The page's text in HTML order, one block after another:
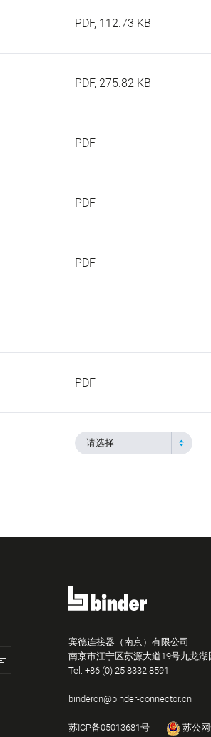
PDF, 112.73 KB
PDF, 275.82 KB
PDF
PDF
PDF
PDF
请选择
宾德连接器（南京）有限公司
南京市江宁区苏源大道19号九龙
Tel.+86 (0) 25 8332 8591
bindercn@binder-connector.cn
苏ICP备05013681号 苏公